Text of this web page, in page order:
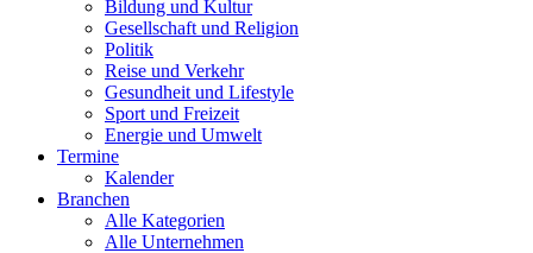
Bildung und Kultur
Gesellschaft und Religion
Politik
Reise und Verkehr
Gesundheit und Lifestyle
Sport und Freizeit
Energie und Umwelt
Termine
Kalender
Branchen
Alle Kategorien
Alle Unternehmen